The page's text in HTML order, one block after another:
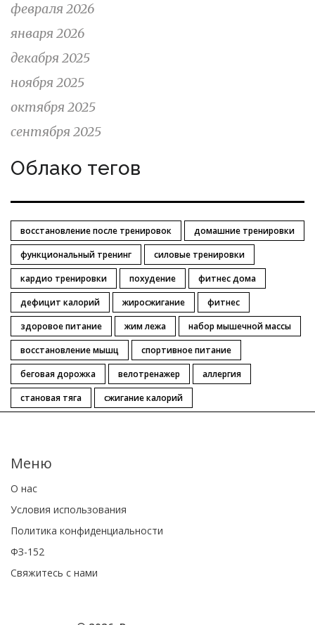
февраля 2026
января 2026
декабря 2025
ноября 2025
октября 2025
сентября 2025
Облако тегов
восстановление после тренировок
домашние тренировки
функциональный тренинг
силовые тренировки
кардио тренировки
похудение
фитнес дома
дефицит калорий
жиросжигание
фитнес
здоровое питание
жим лежа
набор мышечной массы
восстановление мышц
спортивное питание
беговая дорожка
велотренажер
аллергия
становая тяга
сжигание калорий
Меню
О нас
Условия использования
Политика конфиденциальности
ФЗ-152
Свяжитесь с нами